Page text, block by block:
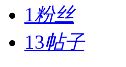
1粉丝
13帖子